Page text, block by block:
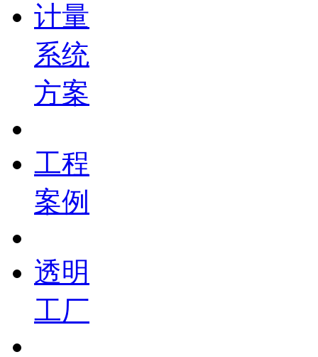
计量
系统
方案
工程
案例
透明
工厂